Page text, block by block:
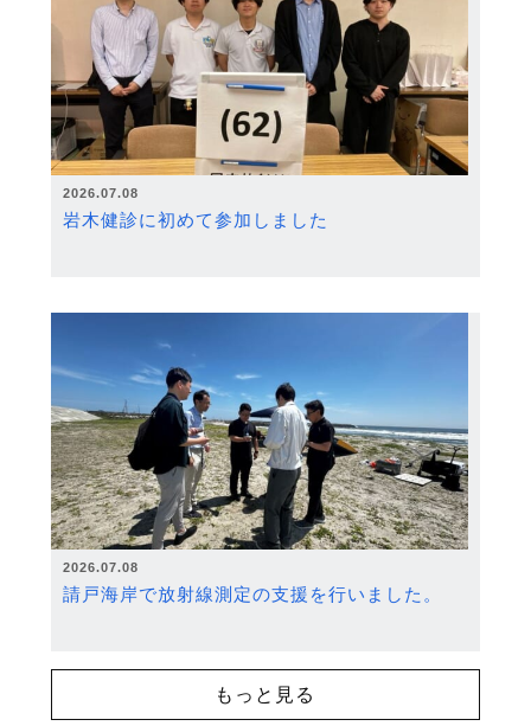
2026.07.08
岩木健診に初めて参加しました
2026.07.08
請戸海岸で放射線測定の支援を行いました。
もっと見る